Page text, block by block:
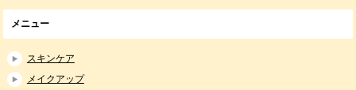
メニュー
スキンケア
メイクアップ